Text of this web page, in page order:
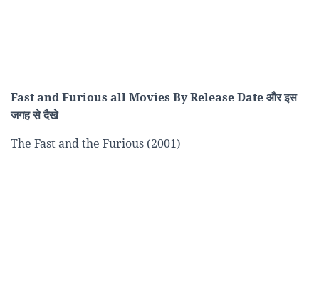
Fast and Furious all Movies By Release Date और इस
जगह से दैखे
The Fast and the Furious (2001)